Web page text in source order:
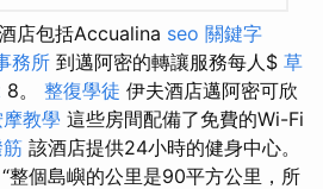
店包括Accualina seo 關鍵字
務所 到邁阿密的轉讓服務每人$ 草
8。 整復學徒 伊夫酒店邁阿密可欣
教學 這些房間配備了免費的Wi-Fi
該酒店提供24小時的健身中心。
“整個島嶼的公里是90平方公里，所